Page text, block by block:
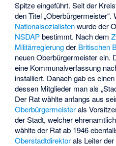
Spitze eingeführt. Seit der
den Titel „Oberbürgermeister“.
Nationalsozialistenwurde der
NSDAPbestimmt. Nach dem
Militärregierungder Britischen
neuen Oberbürgermeister ein.
eine Kommunalverfassung
installiert. Danach gab es
dessen Mitglieder man als
Der Rat wählte anfangs aus
Oberbürgermeisterals
der Stadt, welcher
wählte der Rat ab 1946
Oberstadtdirektorals Leiter